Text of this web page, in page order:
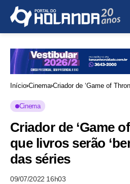
Início Cinema Criador de ‘Game of
Cinema
Criador de ‘Game
que livros serão
das séries
09/07/2022 16h03